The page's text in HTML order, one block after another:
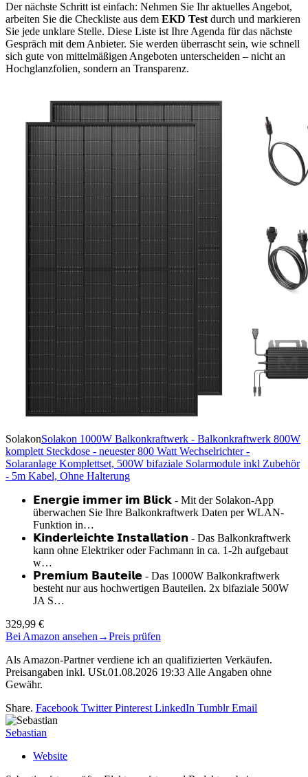
Der nächste Schritt ist einfach: Nehmen Sie Ihr aktuelles Angebot,
arbeiten Sie die Checkliste aus dem EKD Test durch und markieren
Sie jede unklare Stelle. Diese Liste ist Ihre Agenda für das nächste
Gespräch mit dem Anbieter. Sie werden überrascht sein, wie schnell
sich gute von mittelmäßigen Angeboten unterscheiden – nicht an
Hochglanzfolien, sondern an Transparenz.
SolakonSolakon 1000W Balkonkraftwerk - Balkonkraftwerk 800W
komplett Steckdose - neuester 800 Watt Wechselrichter -
Solaranlage Komplettset, 500W bifaziale Solarmodule inkl Zubehör
- 5m Kabel, Ohne Halterung
𝗘𝗻𝗲𝗿𝗴𝗶𝗲 𝗶𝗺𝗺𝗲𝗿 𝗶𝗺 𝗕𝗹𝗶𝗰𝗸 - Mit der Solakon-App
überwachen Sie Ihre Balkonkraftwerk Daten per WLAN-
Funktion in…
𝗞𝗶𝗻𝗱𝗲𝗿𝗹𝗲𝗶𝗰𝗵𝘁𝗲 𝗜𝗻𝘀𝘁𝗮𝗹𝗹𝗮𝘁𝗶𝗼𝗻 - Das Balkonkraftwerk
kann ohne Elektriker oder Fachmann in ca. 1-2h aufgebaut
w…
𝗣𝗿𝗲𝗺𝗶𝘂𝗺 𝗕𝗮𝘂𝘁𝗲𝗶𝗹𝗲 - Das 1000W Balkonkraftwerk
besteht nur aus hochwertigen Bauteilen. 2x bifaziale 500W
JA S…
329,99 €
Bei Amazon ansehen →Preis prüfen
Als Amazon-Partner verdiene ich an qualifizierten Verkäufen.
Preisangaben inkl. USt.01.08.2026 19:33 Alle Angaben ohne
Gewähr.
Share. Facebook Twitter Pinterest LinkedIn Tumblr Email
Sebastian
Website